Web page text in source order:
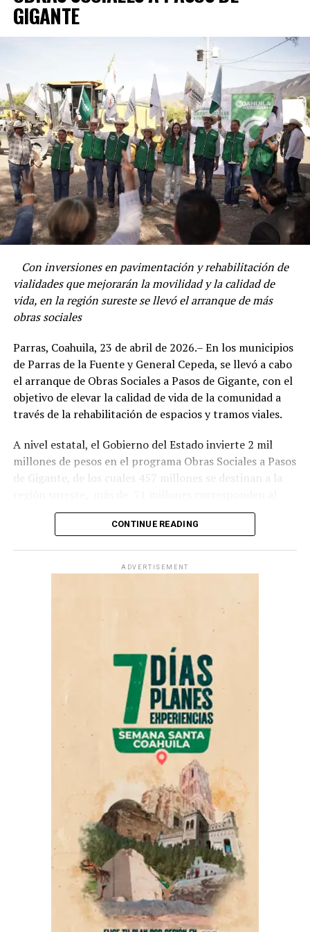
movimientos sospechosos en las inmediaciones de una
toma de Petróleos Mexicanos (Pemex).
Tras aproximarse al lugar, los uniformados aseguraron a
Jeison Alberto Limón Martínez, de 33 años de edad y
con domicilio en el municipio de García, Nuevo León,
quien presuntamente realizaba maniobras relacionadas
con la extracción ilegal de combustible.
Con Información Tomada de VANGUARDIA
GIGANTE
Con inversiones en pavimentación y rehabilitación de
vialidades que mejorarán la movilidad y la calidad de
vida, en la región sureste se llevó el arranque de más
obras sociales
Parras, Coahuila, 23 de abril de 2026.– En los municipios
de Parras de la Fuente y General Cepeda, se llevó a cabo
el arranque de Obras Sociales a Pasos de Gigante, con el
objetivo de elevar la calidad de vida de la comunidad a
través de la rehabilitación de espacios y tramos viales.
A nivel estatal, el Gobierno del Estado invierte 2 mil
millones de pesos en el programa Obras Sociales a Pasos
de Gigante, de los cuales 457 millones se destinan a la
municipio de Parras de la Fuente y más de 27 millones
de pesos en General Cepeda.
gobernador Manolo Jiménez Salinas, a través de la
por Gabriel Elizondo Pérez, recorriendo colonias,
barrios y ejidos, escuchando y atendiendo las
Durante la gira de trabajo, Gabriel Elizondo Pérez
encabezó el arranque de obras de pavimentación y
recarpeteo en Parras de la Fuente, donde se invertirán
más de 26 millones de pesos, en beneficio de más de 14
colonias como los son Ampliación Barrio del Refugio,
Antigua Guayulera, Santa María, Nogalar, Palmeras,
Federico Cárdenas, Perico, José G. Madero, Hacienda del
Rosario, Centro, Esmeralda, Estrella, Ojo de Agua y
ADVERTISEMENT
CONTINUE READING
ADVERTISEMENT